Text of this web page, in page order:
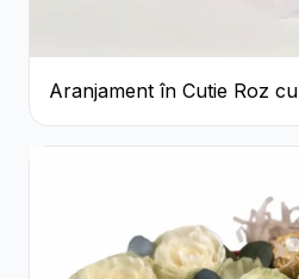
Aranjament în Cutie Roz cu
Crizanteme Albe și Lila